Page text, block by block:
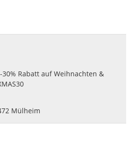
Rabatt auf Weihnachten &
Mülheim